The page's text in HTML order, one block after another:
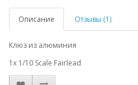
Описание Отзывы (1)
Клюз из алюминия
1x 1/10 Scale Fairlead